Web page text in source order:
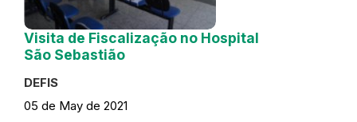
Visita de Fiscalização no Hospital
São Sebastião
DEFIS
05 de May de 2021